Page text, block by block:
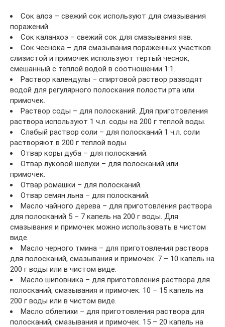
Сок алоэ – свежий сок используют для смазывания
поражений.
Сок каланхоэ – свежий сок для смазывания язв.
Сок чеснока – для смазывания пораженных участков
слизистой и примочек используют тертый чеснок,
смешанный с теплой водой в соотношении 1:1.
Раствор календулы – спиртовой раствор разводят
водой для регулярного полоскания полости рта или
примочек.
Раствор соды – для полосканий. Для приготовления
раствора используют 1 ч.л. соды на 200 г теплой воды.
Слабый раствор соли – для полосканий 1 ч.л. соли
растворяют в 200 г теплой воды.
Отвар коры дуба – для полосканий.
Отвар луковой шелухи – для полосканий или
примочек.
Отвар ромашки – для полосканий.
Отвар семян льна – для полосканий.
Масло чайного дерева – для приготовления раствора
для полосканий 5 – 7 капель на 200 г воды. Для
смазывания и примочек можно использовать в чистом
виде.
Масло черного тмина – для приготовления раствора
для полосканий, смазывания и примочек. 7 – 10 капель на
200 г воды или в чистом виде.
Масло шиповника – для приготовления раствора для
полосканий, смазывания и примочек. 10 – 15 капель на
200 г воды или в чистом виде.
Масло облепихи – для приготовления раствора для
полосканий, смазывания и примочек. 15 – 20 капель на